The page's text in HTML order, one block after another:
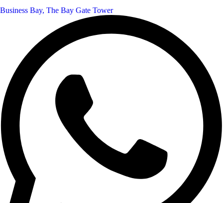
Business Bay, The Bay Gate Tower